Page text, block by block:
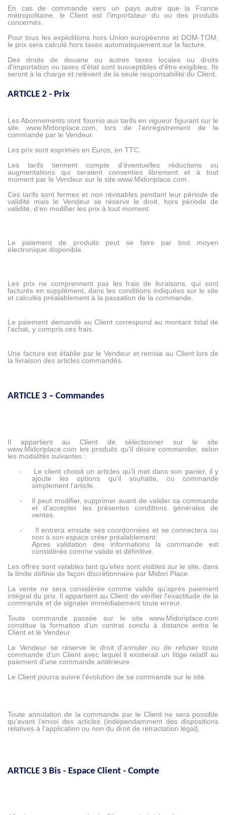
En cas de commande vers un pays autre que la France
métropolitaine, le Client est l'importateur du ou des produits
concernés.
Pour tous les expéditions hors Union européenne et DOM-TOM,
le prix sera calculé hors taxes automatiquement sur la facture.
Des droits de douane ou autres taxes locales ou droits
d'importation ou taxes d'état sont susceptibles d'être exigibles. Ils
seront à la charge et relèvent de la seule responsabilité du Client.
ARTICLE 2 - Prix
Les Abonnements sont fournis aux tarifs en vigueur figurant sur le
site www.Midoriplace.com, lors de l'enregistrement de la
commande par le Vendeur.
Les prix sont exprimés en Euros, en TTC.
Les tarifs tiennent compte d'éventuelles réductions ou
augmentations qui seraient consenties librement et à tout
moment par le Vendeur sur le site www.Midoriplace.com.
Ces tarifs sont fermes et non révisables pendant leur période de
validité mais le Vendeur se réserve le droit, hors période de
validité, d’en modifier les prix à tout moment.
Le paiement de produits peut se faire par tout moyen
électronique disponible.
Les prix ne comprennent pas les frais de livraisons, qui sont
facturés en supplément, dans les conditions indiquées sur le site
et calculés préalablement à la passation de la commande.
Le paiement demandé au Client correspond au montant total de
l'achat, y compris ces frais.
Une facture est établie par le Vendeur et remise au Client lors de
la livraison des articles commandés.
ARTICLE 3 – Commandes
Il appartient au Client de sélectionner sur le site
www.Midoriplace.com les produits qu'il désire commander, selon
les modalités suivantes :
-
Le client choisit un articles qu'il met dans son panier, il y
ajoute les options qu'il souhaite, ou commande
simplement l’article.
-
Il peut modifier, supprimer avant de valider sa commande
et d'accepter les présentes conditions générales de
ventes.
-
Il entrera ensuite ses coordonnées et se connectera ou
non à son espace créer préalablement.
Apres validation des informations la commande est
considérée comme valide et définitive.
Les offres sont valables tant qu'elles sont visibles sur le site, dans
la limite définie de façon discrétionnaire par Midori Place.
La vente ne sera considérée comme valide qu’après paiement
intégral du prix. Il appartient au Client de vérifier l'exactitude de la
commande et de signaler immédiatement toute erreur.
Toute commande passée sur le site www.Midoriplace.com
constitue la formation d'un contrat conclu à distance entre le
Client et le Vendeur.
Le Vendeur se réserve le droit d'annuler ou de refuser toute
commande d'un Client avec lequel il existerait un litige relatif au
paiement d'une commande antérieure.
Le Client pourra suivre l'évolution de sa commande sur le site.
Toute annulation de la commande par le Client ne sera possible
qu'avant l’envoi des articles (indépendamment des dispositions
relatives à l'application ou non du droit de rétractation légal).
ARTICLE 3 Bis - Espace Client - Compte